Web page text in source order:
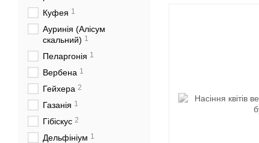
Куфея 1
Ауринія (Алісум
скальний) 1
Пеларгонія 1
Вербена 1
Гейхера 2
Газанія 1
Гібіскус 2
Дельфініум 1